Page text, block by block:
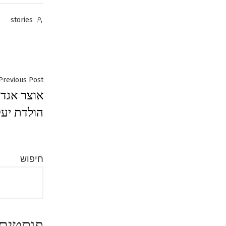
Posted
stories
ניווט
Post
הולדת
חיפוש